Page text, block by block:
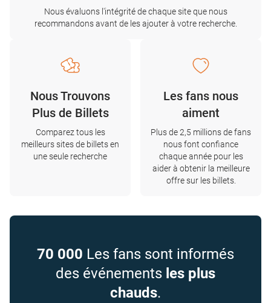
Nous évaluons l'intégrité de chaque site que nous
recommandons avant de les ajouter à votre recherche.
Nous Trouvons
Plus de Billets
Comparez tous les
meilleurs sites de billets en
une seule recherche
Les fans nous
aiment
Plus de 2,5 millions de fans
nous font confiance
chaque année pour les
aider à obtenir la meilleure
offre sur les billets.
70 000 Les fans sont informés
des événements les plus
chauds.